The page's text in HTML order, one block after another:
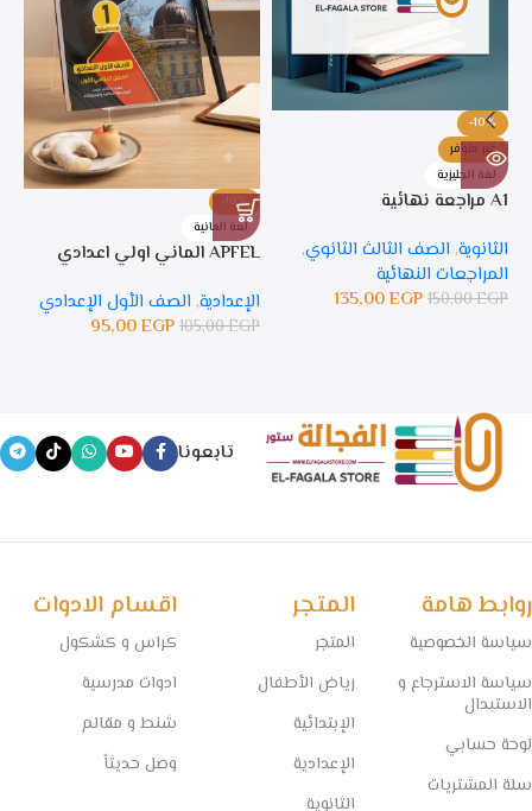
-10%
غير متوفر
لغة انجليزية
A1 مراجعة نهائية
الثانوية, الصف الثالث الثانوي,
المراجعات النهائية
150,00EGP
135,00EGP
-10%
لغة المانية
APFEL الماني اولي اعدادي
الإعدادية, الصف الأول الإعدادي
105,00EGP
95,00EGP
تابعونا
روابط هامة
سياسة الخصوصية
سياسة الاسترجاع و
الاستبدال
لوحة حسابي
سلة المشتريات
المتجر
المتجر
رياض الأطفال
الإبتدائية
الإعدادية
الثانوية
اقسام الادوات
كراس و كشكول
ادوات مدرسية
شنط و مقالم
وصل حديثاً